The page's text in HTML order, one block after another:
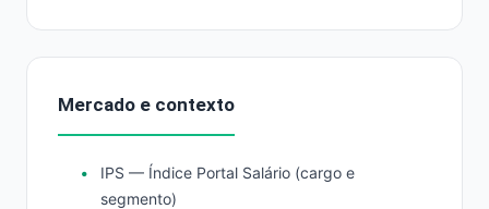
Mercado e contexto
IPS — Índice Portal Salário (cargo e
segmento)